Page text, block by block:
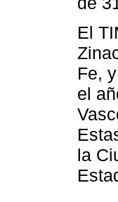
El
Fe,
el
la